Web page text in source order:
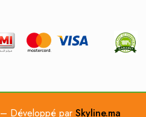
– Développé par Skyline.ma